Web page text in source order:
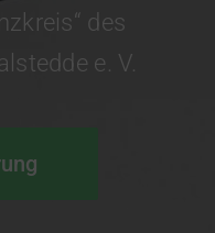
des
e. V.